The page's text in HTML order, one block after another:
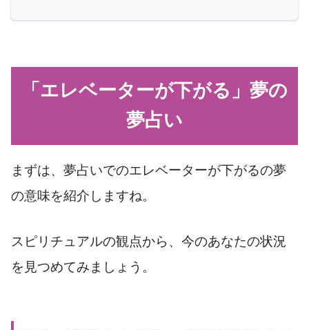
「エレベーターが下がる」夢の
夢占い
まずは、夢占いでのエレベーターが下がるの夢
の意味を紹介しますね。
スピリチュアルの観点から、今のあなたの状況
を見つめてみましょう。